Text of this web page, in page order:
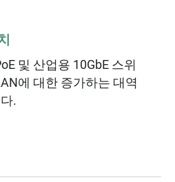
및 산업용 10GbE 스위
에 대한 증가하는 대역
.